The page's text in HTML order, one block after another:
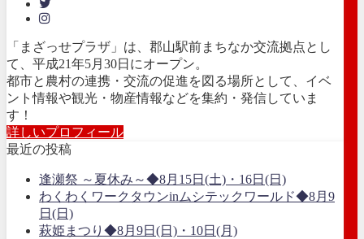
「まざっせプラザ」は、郡山駅前まちなか交流拠点とし
て、平成21年5月30日にオープン。
都市と農村の連携・交流の促進を図る場所として、イベ
ント情報や観光・物産情報などを集約・発信していま
す！
詳しいプロフィール
最近の投稿
逢瀬祭 ～夏休み～◆8月15日(土)・16日(日)
わくわくワークタウンinムシテックワールド◆8月9
日(日)
萩姫まつり◆8月9日(日)・10日(月)